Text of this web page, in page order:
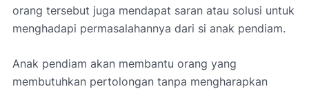
orang tersebut juga mendapat saran atau solusi untuk
menghadapi permasalahannya dari si anak pendiam.
Anak pendiam akan membantu orang yang
membutuhkan pertolongan tanpa mengharapkan